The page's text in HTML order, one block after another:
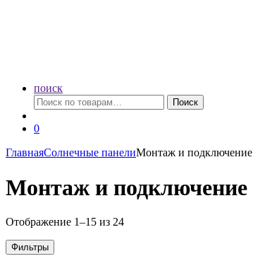
поиск
Искать:
Поиск
0
ГлавнаяСолнечные панелиМонтаж и подключение
Монтаж и подключение
Отображение 1–15 из 24
Фильтры